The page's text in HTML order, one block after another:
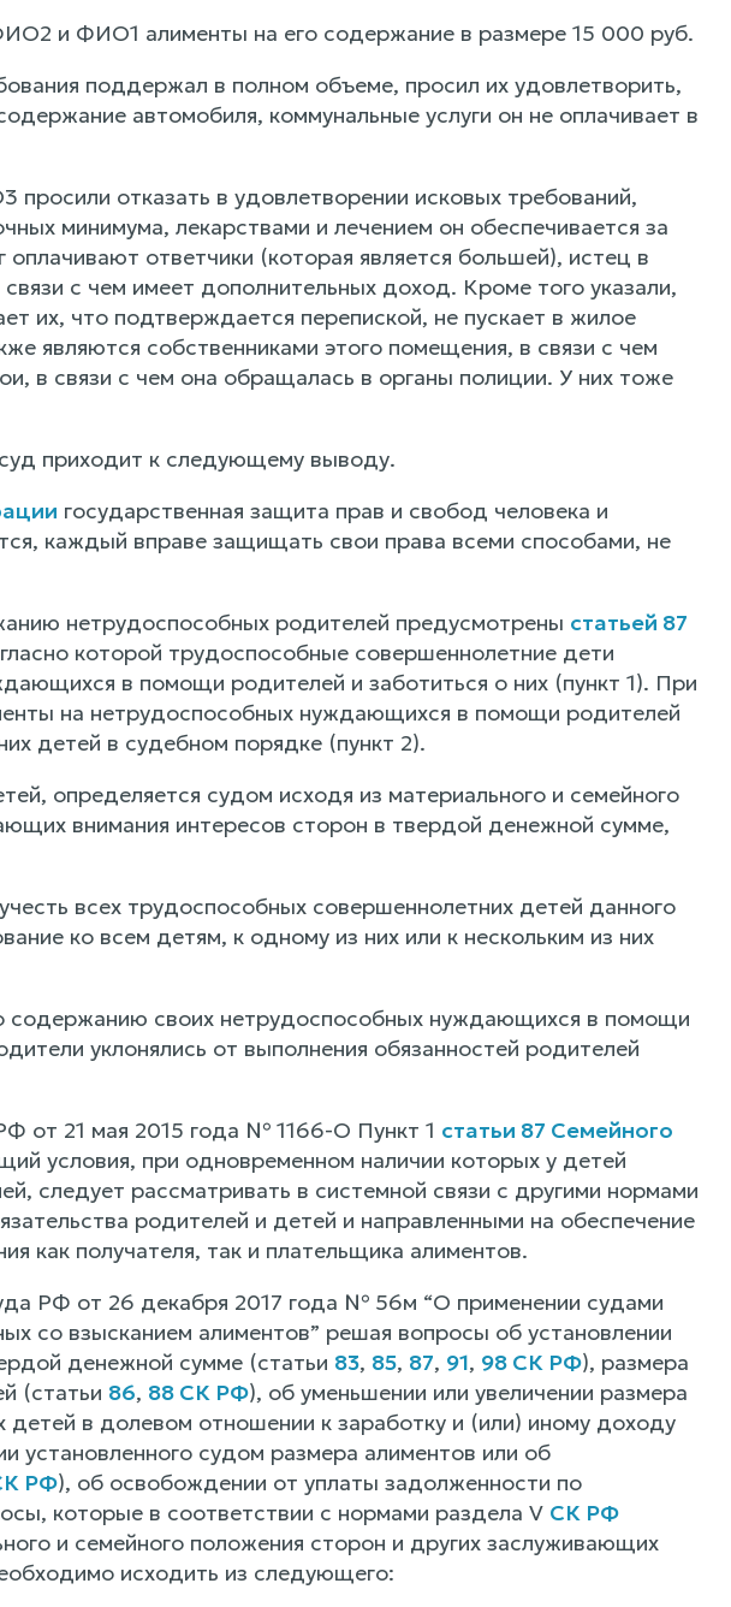
и ФИО1 алименты на его содержание в размере 15 000 руб.
поддержал в полном объеме, просил их удовлетворить,
автомобиля, коммунальные услуги он не оплачивает в
отказать в удовлетворении исковых требований,
минимума, лекарствами и лечением он обеспечивается за
ответчики (которая является большей), истец в
с чем имеет дополнительных доход. Кроме того указали,
их, что подтверждается перепиской, не пускает в жилое
являются собственниками этого помещения, в связи с чем
в связи с чем она обращалась в органы полиции. У них тоже
приходит к следующему выводу.
государственная защита прав и свобод человека и
каждый вправе защищать свои права всеми способами, не
нетрудоспособных родителей предусмотрены статьей 87
которой трудоспособные совершеннолетние дети
в помощи родителей и заботиться о них (пункт 1). При
на нетрудоспособных нуждающихся в помощи родителей
детей в судебном порядке (пункт 2).
определяется судом исходя из материального и семейного
внимания интересов сторон в твердой денежной сумме,
всех трудоспособных совершеннолетних детей данного
ко всем детям, к одному из них или к нескольким из них
содержанию своих нетрудоспособных нуждающихся в помощи
уклонялись от выполнения обязанностей родителей
от 21 мая 2015 года № 1166-О Пункт 1 статьи 87 Семейного
условия, при одновременном наличии которых у детей
следует рассматривать в системной связи с другими нормами
родителей и детей и направленными на обеспечение
как получателя, так и плательщика алиментов.
РФ от 26 декабря 2017 года № 56м “О применении судами
со взысканием алиментов” решая вопросы об установлении
денежной сумме (статьи 83, 85, 87, 91, 98 СК РФ), размера
(статьи 86, 88 СК РФ), об уменьшении или увеличении размера
в долевом отношении к заработку и (или) иному доходу
установленного судом размера алиментов или об
РФ), об освобождении от уплаты задолженности по
которые в соответствии с нормами раздела V СК РФ
и семейного положения сторон и других заслуживающих
исходить из следующего: